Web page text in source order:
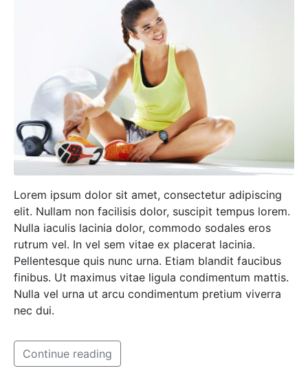
Lorem ipsum dolor sit amet, consectetur adipiscing
elit. Nullam non facilisis dolor, suscipit tempus lorem.
Nulla iaculis lacinia dolor, commodo sodales eros
rutrum vel. In vel sem vitae ex placerat lacinia.
Pellentesque quis nunc urna. Etiam blandit faucibus
finibus. Ut maximus vitae ligula condimentum mattis.
Nulla vel urna ut arcu condimentum pretium viverra
nec dui.
Continue reading